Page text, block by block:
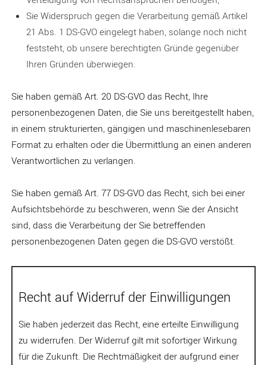
Sie Widerspruch gegen die Verarbeitung gemäß Artikel
21 Abs. 1 DS-GVO eingelegt haben, solange noch nicht
feststeht, ob unsere berechtigten Gründe gegenüber
Ihren Gründen überwiegen.
Sie haben gemäß Art. 20 DS-GVO das Recht, Ihre
personenbezogenen Daten, die Sie uns bereitgestellt haben,
in einem strukturierten, gängigen und maschinenlesebaren
Format zu erhalten oder die Übermittlung an einen anderen
Verantwortlichen zu verlangen.
Sie haben gemäß Art. 77 DS-GVO das Recht, sich bei einer
Aufsichtsbehörde zu beschweren, wenn Sie der Ansicht
sind, dass die Verarbeitung der Sie betreffenden
personenbezogenen Daten gegen die DS-GVO verstößt.
Recht auf Widerruf der Einwilligungen
Sie haben jederzeit das Recht, eine erteilte Einwilligung
zu widerrufen. Der Widerruf gilt mit sofortiger Wirkung
für die Zukunft. Die Rechtmäßigkeit der aufgrund einer